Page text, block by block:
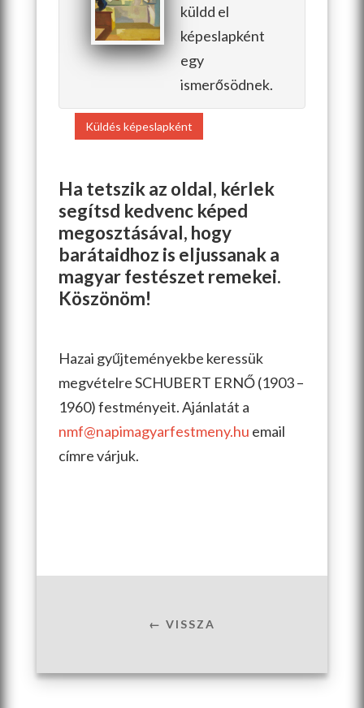
küldd el
képeslapként
egy
ismerősödnek.
Küldés képeslapként
Ha tetszik az oldal, kérlek
segítsd kedvenc képed
megosztásával, hogy
barátaidhoz is eljussanak a
magyar festészet remekei.
Köszönöm!
Hazai gyűjteményekbe keressük
megvételre SCHUBERT ERNŐ (1903 –
1960) festményeit. Ajánlatát a
nmf@napimagyarfestmeny.hu email
címre várjuk.
← VISSZA